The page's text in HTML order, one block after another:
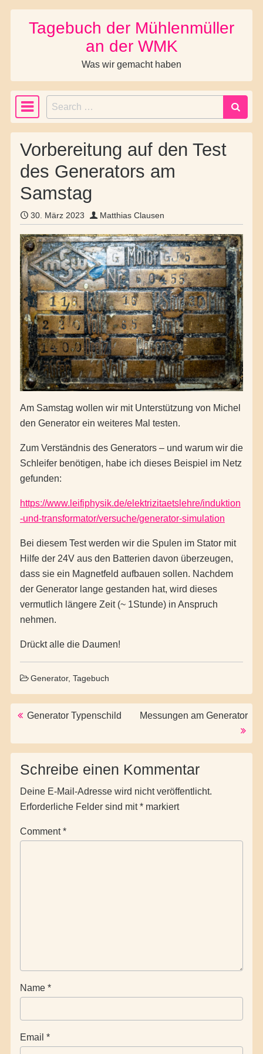
Skip to content
Tagebuch der Mühlenmüller
an der WMK
Was wir gemacht haben
Main Navigation
Search
Vorbereitung auf den Test
des Generators am
Samstag
30. März 2023 Matthias Clausen
Am Samstag wollen wir mit Unterstützung von Michel
den Generator ein weiteres Mal testen.
Zum Verständnis des Generators – und warum wir die
Schleifer benötigen, habe ich dieses Beispiel im Netz
gefunden:
https://www.leifiphysik.de/elektrizitaetslehre/induktion
-und-transformator/versuche/generator-simulation
Bei diesem Test werden wir die Spulen im Stator mit
Hilfe der 24V aus den Batterien davon überzeugen,
dass sie ein Magnetfeld aufbauen sollen. Nachdem
der Generator lange gestanden hat, wird dieses
vermutlich längere Zeit (~ 1Stunde) in Anspruch
nehmen.
Drückt alle die Daumen!
Generator, Tagebuch
Post navigation
Generator Typenschild Messungen am Generator
Schreibe einen Kommentar
Deine E-Mail-Adresse wird nicht veröffentlicht.
Erforderliche Felder sind mit* markiert
Comment*
Name *
Email *